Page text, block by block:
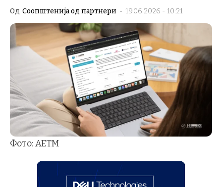
Од Соопштенија од партнери - 19.06.2026 - 10:21
Фото: АЕТМ